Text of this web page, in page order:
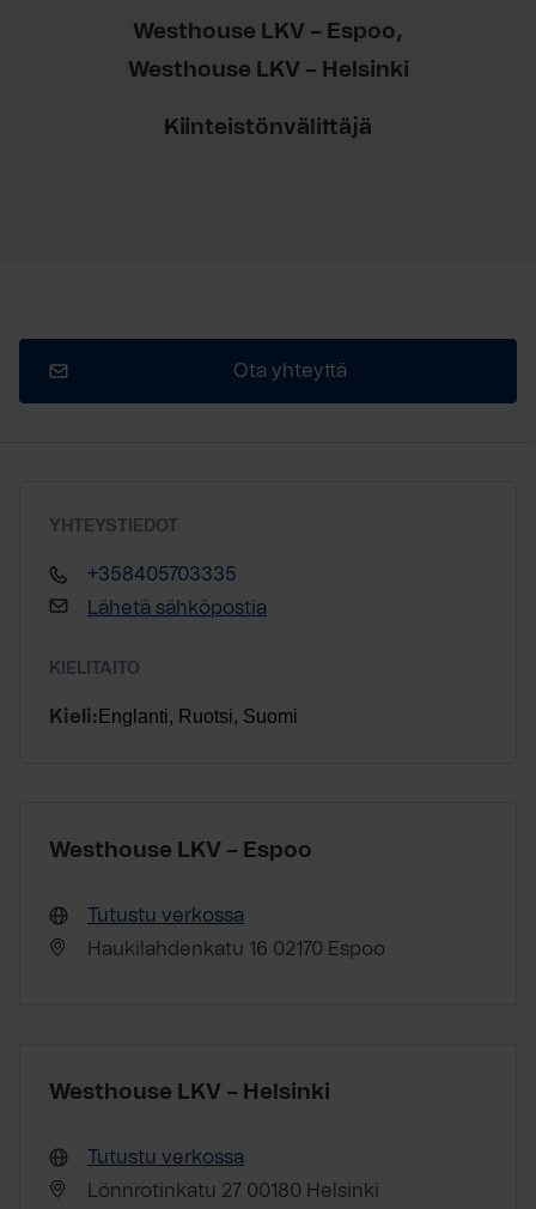
Westhouse LKV – Espoo
Westhouse LKV – Helsinki
Kiinteistönvälittäjä
Ota yhteyttä
YHTEYSTIEDOT
+358405703335
Lähetä sähköpostia
KIELITAITO
Kieli: Englanti, Ruotsi, Suomi
Westhouse LKV – Espoo
Tutustu verkossa
Haukilahdenkatu 16 02170 Espoo
Westhouse LKV – Helsinki
Tutustu verkossa
Lönnrotinkatu 27 00180 Helsinki